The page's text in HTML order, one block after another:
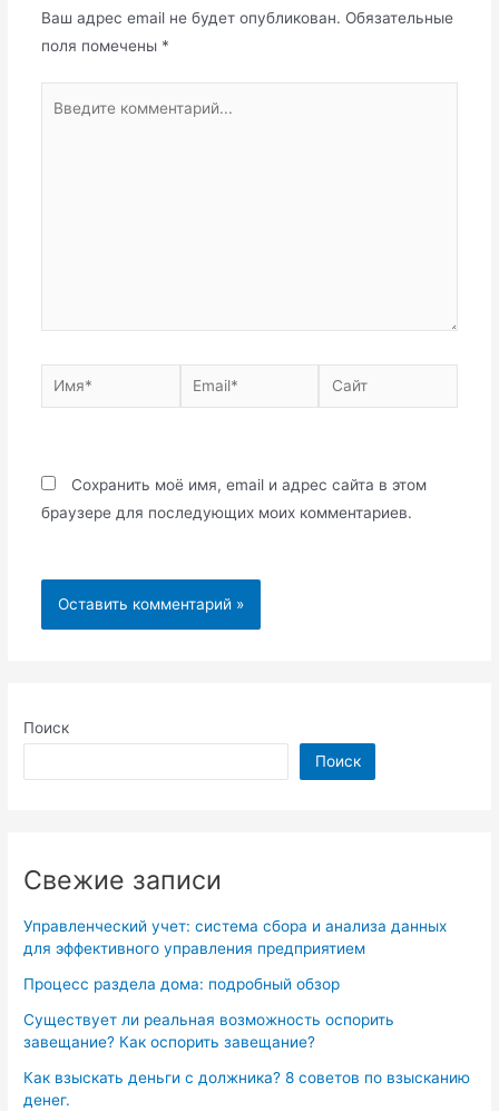
Поиск
Поиск
Свежие записи
Управленческий учет: система сбора и анализа данных
для эффективного управления предприятием
Процесс раздела дома: подробный обзор
Существует ли реальная возможность оспорить
завещание? Как оспорить завещание?
Как взыскать деньги с должника? 8 советов по взысканию
денег.
Ваш адрес email не будет опубликован. Обязательные
поля помечены *
Имя* Email* Сайт
Сохранить моё имя, email и адрес сайта в этом
браузере для последующих моих комментариев.